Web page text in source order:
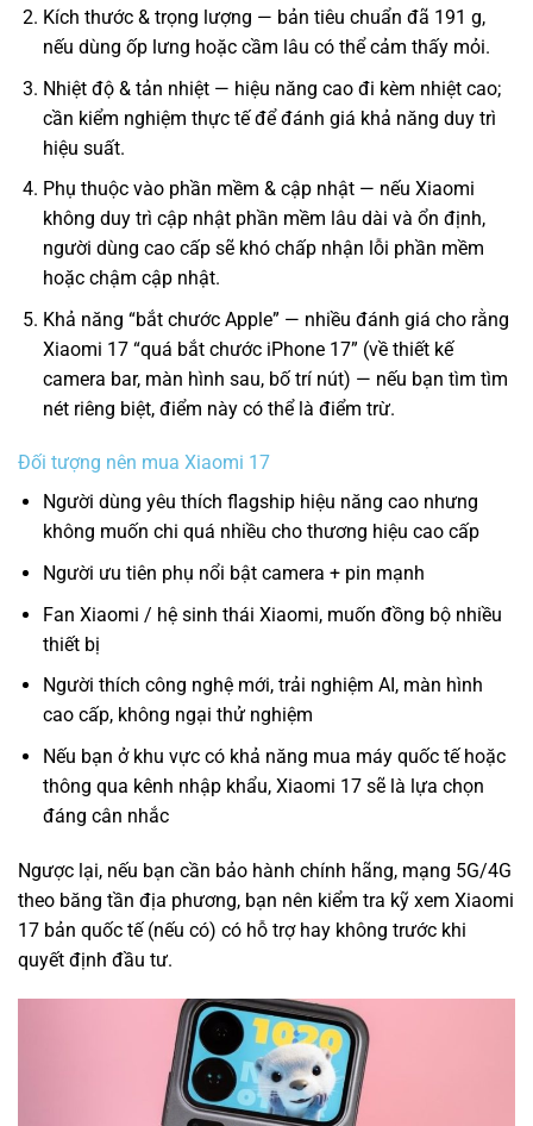
Kích thước & trọng lượng — bản tiêu chuẩn đã 191 g,
nếu dùng ốp lưng hoặc cầm lâu có thể cảm thấy mỏi.
Nhiệt độ & tản nhiệt — hiệu năng cao đi kèm nhiệt cao;
cần kiểm nghiệm thực tế để đánh giá khả năng duy trì
hiệu suất.
Phụ thuộc vào phần mềm & cập nhật — nếu Xiaomi
không duy trì cập nhật phần mềm lâu dài và ổn định,
người dùng cao cấp sẽ khó chấp nhận lỗi phần mềm
hoặc chậm cập nhật.
Khả năng “bắt chước Apple” — nhiều đánh giá cho rằng
Xiaomi 17 “quá bắt chước iPhone 17” (về thiết kế
camera bar, màn hình sau, bố trí nút) — nếu bạn tìm tìm
nét riêng biệt, điểm này có thể là điểm trừ.
Đối tượng nên mua Xiaomi 17
Người dùng yêu thích flagship hiệu năng cao nhưng
không muốn chi quá nhiều cho thương hiệu cao cấp
Người ưu tiên phụ nổi bật camera + pin mạnh
Fan Xiaomi / hệ sinh thái Xiaomi, muốn đồng bộ nhiều
thiết bị
Người thích công nghệ mới, trải nghiệm AI, màn hình
cao cấp, không ngại thử nghiệm
Nếu bạn ở khu vực có khả năng mua máy quốc tế hoặc
thông qua kênh nhập khẩu, Xiaomi 17 sẽ là lựa chọn
đáng cân nhắc
Ngược lại, nếu bạn cần bảo hành chính hãng, mạng 5G/4G
theo băng tần địa phương, bạn nên kiểm tra kỹ xem Xiaomi
17 bản quốc tế (nếu có) có hỗ trợ hay không trước khi
quyết định đầu tư.